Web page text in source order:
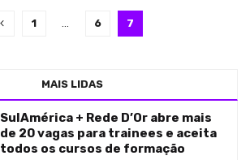
1 6 7
MAIS LIDAS
SulAmérica + Rede D’Or abre mais
de 20 vagas para trainees e aceita
todos os cursos de formação